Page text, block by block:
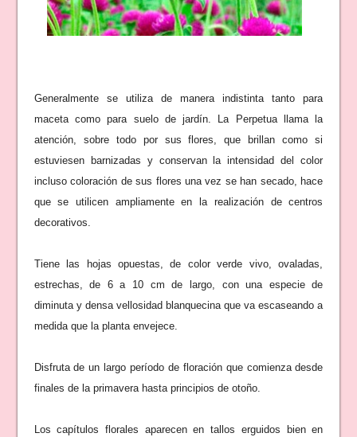
Generalmente se utiliza de manera indistinta tanto para
maceta como para suelo de jardín. La Perpetua llama la
atención, sobre todo por sus flores, que brillan como si
estuviesen barnizadas y conservan la intensidad del color
incluso coloración de sus flores una vez se han secado, hace
que se utilicen ampliamente en la realización de centros
decorativos.
Tiene las hojas opuestas, de color verde vivo, ovaladas,
estrechas, de 6 a 10 cm de largo, con una especie de
diminuta y densa vellosidad blanquecina que va escaseando a
medida que la planta envejece.
Disfruta de un largo período de floración que comienza desde
finales de la primavera hasta principios de otoño.
Los capítulos florales aparecen en tallos erguidos bien en